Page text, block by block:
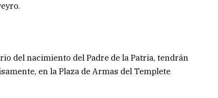
del nacimiento del Padre de la Patria, tendrán
en la Plaza de Armas del Templete